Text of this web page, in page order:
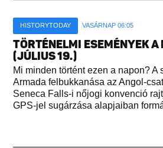
HISTORYTODAY VASÁRNAP 06:05
TÖRTÉNELMI ESEMÉNYEK A
(JÚLIUS 19.)
Mi minden történt ezen a napon? A
Armada felbukkanása az Angol-
Seneca Falls-i nőjogi konvenció
GPS-jel sugárzása alapjaiban